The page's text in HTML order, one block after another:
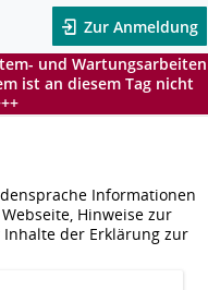
Zur Anmeldung
und Wartungsarbeiten
ist an diesem Tag nicht
Informationen
Hinweise zur
der Erklärung zur